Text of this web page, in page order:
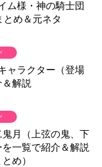
ム様・神の騎士団
とめ＆元ネタ
ャラクター（登場
解説
鬼月（上弦の鬼、下
一覧で紹介＆解説
め）